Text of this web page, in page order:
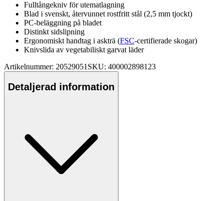
Fulltångekniv för utematlagning
Blad i svenskt, återvunnet rostfritt stål (2,5 mm tjockt)
PC-beläggning på bladet
Distinkt sidslipning
Ergonomiskt handtag i askträ (FSC-certifierade skogar)
Knivslida av vegetabiliskt garvat läder
Artikelnummer: 20529051 SKU: 400002898123
Detaljerad information